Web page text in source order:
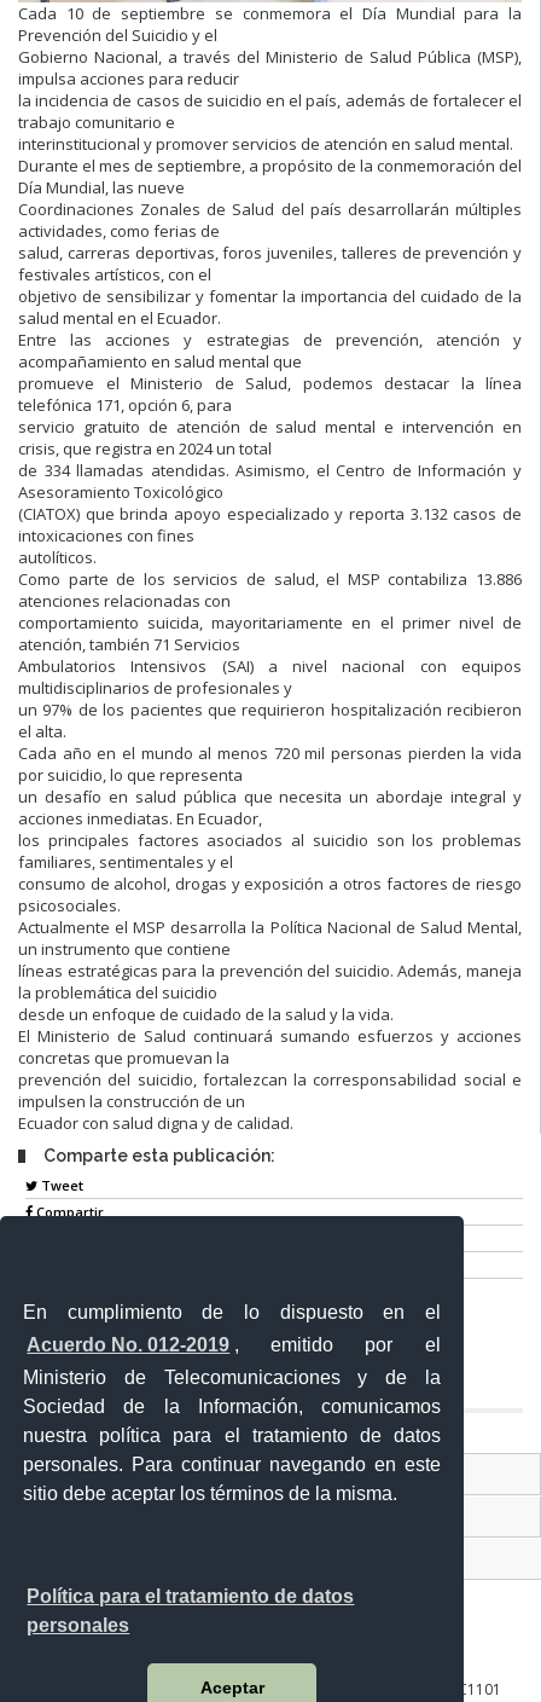
En cumplimiento de lo dispuesto en el
Acuerdo No. 012-2019 , emitido por el
Ministerio de Telecomunicaciones y de la
Sociedad de la Información, comunicamos
nuestra política para el tratamiento de datos
personales. Para continuar navegando en este
sitio debe aceptar los términos de la misma.
Política para el tratamiento de datos
personales
Aceptar
Cada 10 de septiembre se conmemora el Día Mundial para la
Prevención del Suicidio y el
Gobierno Nacional, a través del Ministerio de Salud Pública (MSP),
impulsa acciones para reducir
la incidencia de casos de suicidio en el país, además de fortalecer el
trabajo comunitario e
interinstitucional y promover servicios de atención en salud mental.
Durante el mes de septiembre, a propósito de la conmemoración del
Día Mundial, las nueve
Coordinaciones Zonales de Salud del país desarrollarán múltiples
actividades, como ferias de
salud, carreras deportivas, foros juveniles, talleres de prevención y
festivales artísticos, con el
objetivo de sensibilizar y fomentar la importancia del cuidado de la
salud mental en el Ecuador.
Entre las acciones y estrategias de prevención, atención y
acompañamiento en salud mental que
promueve el Ministerio de Salud, podemos destacar la línea
telefónica 171, opción 6, para
servicio gratuito de atención de salud mental e intervención en
crisis, que registra en 2024 un total
de 334 llamadas atendidas. Asimismo, el Centro de Información y
Asesoramiento Toxicológico
(CIATOX) que brinda apoyo especializado y reporta 3.132 casos de
intoxicaciones con fines
autolíticos.
Como parte de los servicios de salud, el MSP contabiliza 13.886
atenciones relacionadas con
comportamiento suicida, mayoritariamente en el primer nivel de
atención, también 71 Servicios
Ambulatorios Intensivos (SAI) a nivel nacional con equipos
multidisciplinarios de profesionales y
un 97% de los pacientes que requirieron hospitalización recibieron
el alta.
Cada año en el mundo al menos 720 mil personas pierden la vida
por suicidio, lo que representa
un desafío en salud pública que necesita un abordaje integral y
acciones inmediatas. En Ecuador,
los principales factores asociados al suicidio son los problemas
familiares, sentimentales y el
consumo de alcohol, drogas y exposición a otros factores de riesgo
psicosociales.
Actualmente el MSP desarrolla la Política Nacional de Salud Mental,
un instrumento que contiene
líneas estratégicas para la prevención del suicidio. Además, maneja
la problemática del suicidio
desde un enfoque de cuidado de la salud y la vida.
El Ministerio de Salud continuará sumando esfuerzos y acciones
concretas que promuevan la
prevención del suicidio, fortalezcan la corresponsabilidad social e
impulsen la construcción de un
Ecuador con salud digna y de calidad.
Comparte esta publicación:
Tweet
Compartir
Entérate
Contacto Ciudadano Digital
10 de agosto 158-13 y Bernardo Valdivieso ∙ Código Postal: EC1101